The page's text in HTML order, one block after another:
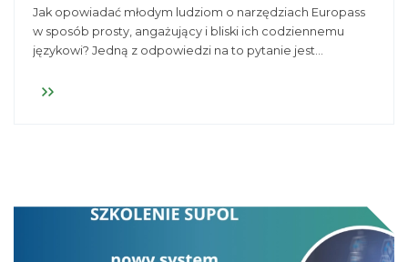
Jak opowiadać młodym ludziom o narzędziach Europass
w sposób prosty, angażujący i bliski ich codziennemu
językowi? Jedną z odpowiedzi na to pytanie jest
przygotowało dwujęzyczny komiks prezentujący